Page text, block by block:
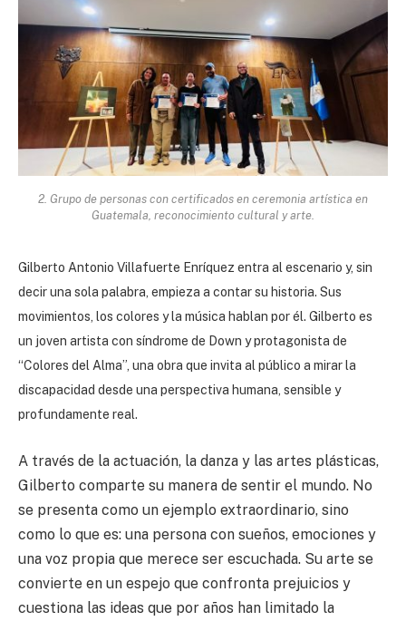
2. Grupo de personas con certificados en ceremonia artística en
Guatemala, reconocimiento cultural y arte.
Gilberto Antonio Villafuerte Enríquez entra al escenario y, sin
decir una sola palabra, empieza a contar su historia. Sus
movimientos, los colores y la música hablan por él. Gilberto es
un joven artista con síndrome de Down y protagonista de
“Colores del Alma”, una obra que invita al público a mirar la
discapacidad desde una perspectiva humana, sensible y
profundamente real.
A través de la actuación, la danza y las artes plásticas,
Gilberto comparte su manera de sentir el mundo. No
se presenta como un ejemplo extraordinario, sino
como lo que es: una persona con sueños, emociones y
una voz propia que merece ser escuchada. Su arte se
convierte en un espejo que confronta prejuicios y
cuestiona las ideas que por años han limitado la